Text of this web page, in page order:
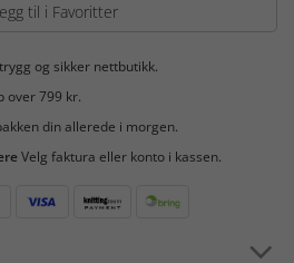
til i Favoritter
og sikker nettbutikk.
over 799 kr.
din allerede i morgen.
Velg faktura eller konto i kassen.